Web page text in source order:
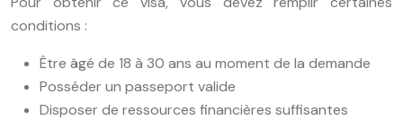
conditions :
Être âgé de 18 à 30 ans au moment de la demande
Posséder un passeport valide
Disposer de ressources financières suffisantes